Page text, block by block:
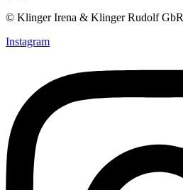
© Klinger Irena & Klinger Rudolf GbR
Instagram